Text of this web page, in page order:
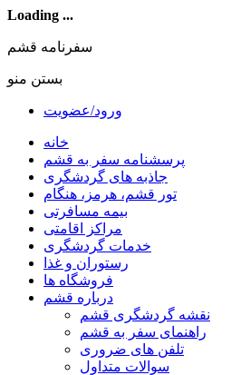
Loading ...
سفرنامه قشم
بستن منو
ورود/عضویت
خانه
پرسشنامه سفر به قشم
جاذبه های گردشگری
تور قشم، هرمز، هنگام
بیمه مسافرتی
مراکز اقامتی
خدمات گردشگری
رستوران و غذا
فروشگاه ها
درباره قشم
نقشه گردشگری قشم
راهنمای سفر به قشم
تلفن های ضروری
سوالات متداول